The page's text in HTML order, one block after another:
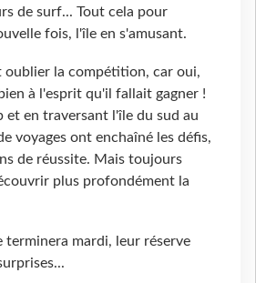
de surf... Tout cela pour
fois, l'île en s'amusant.
oublier la compétition, car oui,
à l'esprit qu'il fallait gagner !
et en traversant l'île du sud au
voyages ont enchaîné les défis,
de réussite. Mais toujours
plus profondément la
terminera mardi, leur réserve